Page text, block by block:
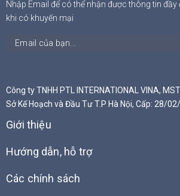
Nhập Email để có thể nhận được thông tin
khi có khuyến mại
Công ty TNHH PTL INTERNATIONAL VINA,
Sở Kế Hoạch và Đầu Tư T.P Hà Nội, Cấp: 28/
Giới thiệu
Hướng dẫn, hỗ trợ
Các chính sách